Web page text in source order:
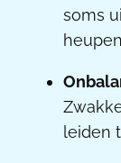
soms
leiden